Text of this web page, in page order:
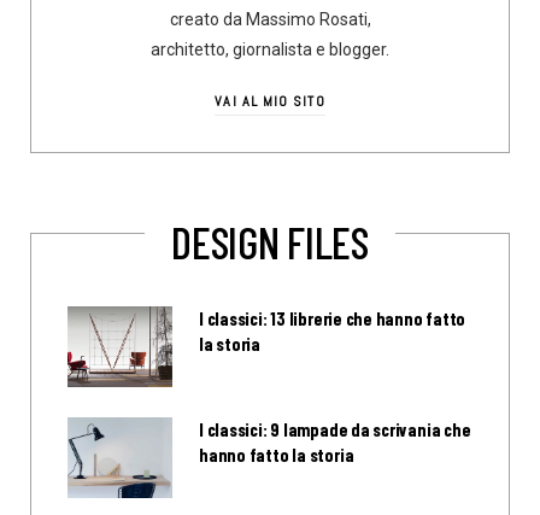
creato da Massimo Rosati,
architetto, giornalista e blogger.
VAI AL MIO SITO
DESIGN FILES
I classici: 13 librerie che hanno fatto
la storia
I classici: 9 lampade da scrivania che
hanno fatto la storia